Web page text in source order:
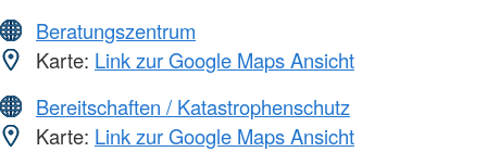
Beratungszentrum
Karte: Link zur Google Maps Ansicht
Bereitschaften / Katastrophenschutz
Karte: Link zur Google Maps Ansicht